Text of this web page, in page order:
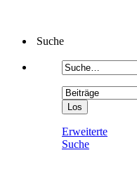
Suche
Erweiterte
Suche